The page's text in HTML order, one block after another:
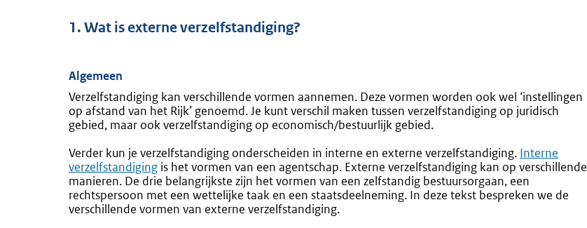
1. Wat is externe verzelfstandiging?
Algemeen
Verzelfstandiging kan verschillende vormen aannemen. Deze vormen worden ook wel ‘instellingen
op afstand van het Rijk’ genoemd. Je kunt verschil maken tussen verzelfstandiging op juridisch
gebied, maar ook verzelfstandiging op economisch/bestuurlijk gebied.
Verder kun je verzelfstandiging onderscheiden in interne en externe verzelfstandiging. Interne
verzelfstandiging is het vormen van een agentschap. Externe verzelfstandiging kan op verschillende
manieren. De drie belangrijkste zijn het vormen van een zelfstandig bestuursorgaan, een
rechtspersoon met een wettelijke taak en een staatsdeelneming. In deze tekst bespreken we de
verschillende vormen van externe verzelfstandiging.